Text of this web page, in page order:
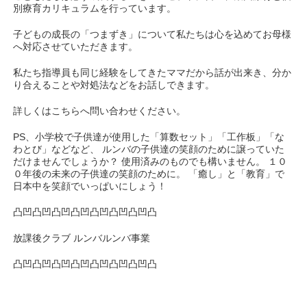
別療育カリキュラムを行っています。
子どもの成長の「つまずき」について私たちは心を込めてお母様
へ対応させていただきます。
私たち指導員も同じ経験をしてきたママだから話が出来き、分か
り合えることや対処法などをお話しできます。
詳しくはこちらへ問い合わせください。
PS、小学校で子供達が使用した「算数セット」「工作板」「な
わとび」などなど、 ルンバの子供達の笑顔のために譲っていた
だけませんでしょうか？ 使用済みのものでも構いません。 １０
０年後の未来の子供達の笑顔のために。 「癒し」と「教育」で
日本中を笑顔でいっぱいにしょう！
凸凹凸凹凸凹凸凹凸凹凸凹凸凹凸
放課後クラブ ルンバルンバ事業
凸凹凸凹凸凹凸凹凸凹凸凹凸凹凸